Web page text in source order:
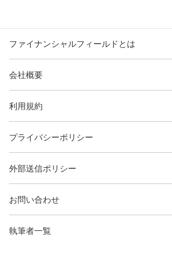
ファイナンシャルフィールドとは
会社概要
利用規約
プライバシーポリシー
外部送信ポリシー
お問い合わせ
執筆者一覧